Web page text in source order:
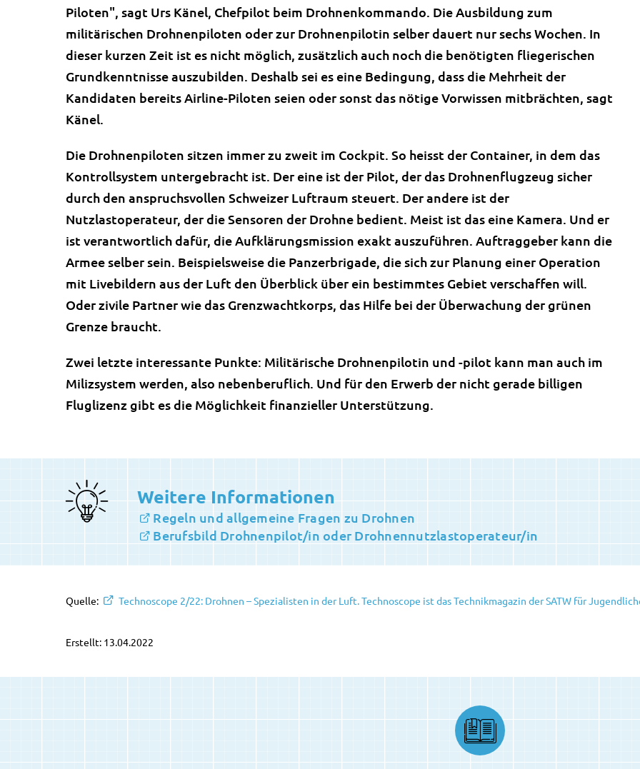
Piloten", sagt Urs Känel, Chefpilot beim Drohnenkommando. Die Ausbildung zum
militärischen Drohnenpiloten oder zur Drohnenpilotin selber dauert nur sechs Wochen. In
dieser kurzen Zeit ist es nicht möglich, zusätzlich auch noch die benötigten fliegerischen
Grundkenntnisse auszubilden. Deshalb sei es eine Bedingung, dass die Mehrheit der
Kandidaten bereits Airline-Piloten seien oder sonst das nötige Vorwissen mitbrächten, sagt
Känel.
Die Drohnenpiloten sitzen immer zu zweit im Cockpit. So heisst der Container, in dem das
Kontrollsystem untergebracht ist. Der eine ist der Pilot, der das Drohnenflugzeug sicher
durch den anspruchsvollen Schweizer Luftraum steuert. Der andere ist der
Nutzlastoperateur, der die Sensoren der Drohne bedient. Meist ist das eine Kamera. Und er
ist verantwortlich dafür, die Aufklärungsmission exakt auszuführen. Auftraggeber kann die
Armee selber sein. Beispielsweise die Panzerbrigade, die sich zur Planung einer Operation
mit Livebildern aus der Luft den Überblick über ein bestimmtes Gebiet verschaffen will.
Oder zivile Partner wie das Grenzwachtkorps, das Hilfe bei der Überwachung der grünen
Grenze braucht.
Zwei letzte interessante Punkte: Militärische Drohnenpilotin und -pilot kann man auch im
Milizsystem werden, also nebenberuflich. Und für den Erwerb der nicht gerade billigen
Fluglizenz gibt es die Möglichkeit finanzieller Unterstützung.
Weitere Informationen
Regeln und allgemeine Fragen zu Drohnen
Berufsbild Drohnenpilot/in oder Drohnennutzlastoperateur/in
Quelle: Technoscope 2/22: Drohnen – Spezialisten in der Luft. Technoscope ist das Technikmagazin der SATW für
Erstellt: 13.04.2022